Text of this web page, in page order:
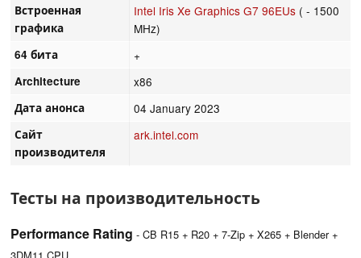
Встроенная
графика
Intel Iris Xe Graphics G7 96EUs ( - 1500
MHz)
64 бита +
Architecture x86
Дата анонса 04 January 2023
Сайт
производителя
ark.intel.com
Тесты на производительность
Performance Rating - CB R15 + R20 + 7-Zip + X265 + Blender +